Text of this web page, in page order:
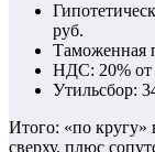
руб.
Таможенная
НДС: 20% от
Утильсбор:
Итого: «по кругу»
сверху, плюс